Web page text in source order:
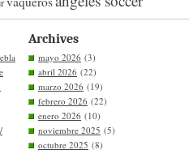
Archives
mayo 2026 (3)
abril 2026 (22)
marzo 2026 (19)
febrero 2026 (22)
enero 2026 (10)
noviembre 2025 (5)
octubre 2025 (8)